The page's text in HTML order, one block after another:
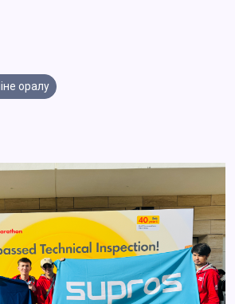
оралу